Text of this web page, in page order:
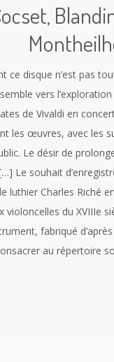
ce disque n’est pas
vers
de Vivaldi en
les œuvres, avec les
Le désir de
Le souhait
luthier Charles Riché
violoncelles du XVIIIe
fabriqué
au répertoire